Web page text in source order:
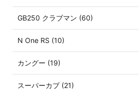
GB250 クラブマン (60)
N One RS (10)
カングー (19)
スーパーカブ (21)